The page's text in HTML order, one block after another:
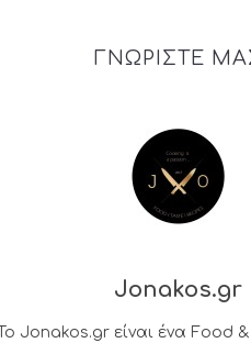
ΓΝΩΡΙΣΤΕ
Jonakos.gr
Το Jonakos.gr είναι ένα Food